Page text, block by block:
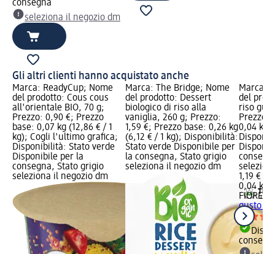
consegna
seleziona il negozio dm
Gli altri clienti hanno acquistato anche
Marca: ReadyCup; Nome
del prodotto: Cous cous
all'orientale BIO, 70 g;
Prezzo: 0,90 €; Prezzo
base: 0,07 kg (12,86 € / 1
kg); Cogli l'ultimo grafica;
Disponibilità: Stato verde
Disponibile per la
consegna, Stato grigio
seleziona il negozio dm
Marca: The Bridge; Nome
del prodotto: Dessert
biologico di riso alla
vaniglia, 260 g; Prezzo:
1,59 €; Prezzo base: 0,26 kg
(6,12 € / 1 kg); Disponibilità:
Stato verde Disponibile per
la consegna, Stato grigio
seleziona il negozio dm
Marca:
del
riso
Prezzo:
0,04 kg
1,19 €
0,04 kg
gusto